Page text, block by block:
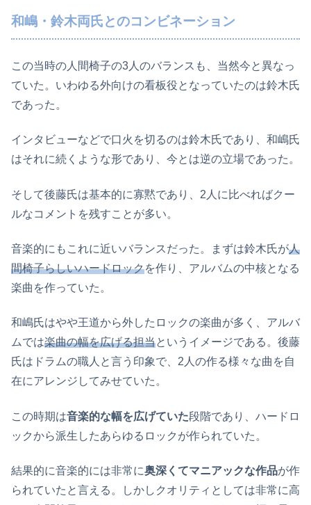
和嶋・鈴木両氏とのコンビネーション
この当時の人間椅子の3人のバランスも、当然今と異なっ
ていた。いわゆる外向けの看板役となっていたのは鈴木氏
であった。
インタビューなどで口火を切るのは鈴木氏であり、和嶋氏
はそれに続くような形であり、今とは逆の立場であった。
そして後藤氏は基本的に寡黙であり、2人に比べればクー
ルなコメントを残すことが多い。
音楽的にもこれに近いバランスだった。まずは鈴木氏が人
間椅子らしいハードロックを作り、アルバムの中核となる
楽曲を作っていた。
和嶋氏はやや王道から外したロックの楽曲が多く、アルバ
ムでは楽曲の幅を広げる担当というイメージである。後藤
氏はドラムの職人と言う印象で、2人の作る様々な曲を自
在にアレンジしてみせていた。
この時期は音楽的な幅を広げていた段階であり、ハードロ
ックから派生したあらゆるロックが作られていた。
結果的に音楽的には非常に奥深くてマニアックな作品が作
られていたと言える。しかしクオリティとしては非常に高